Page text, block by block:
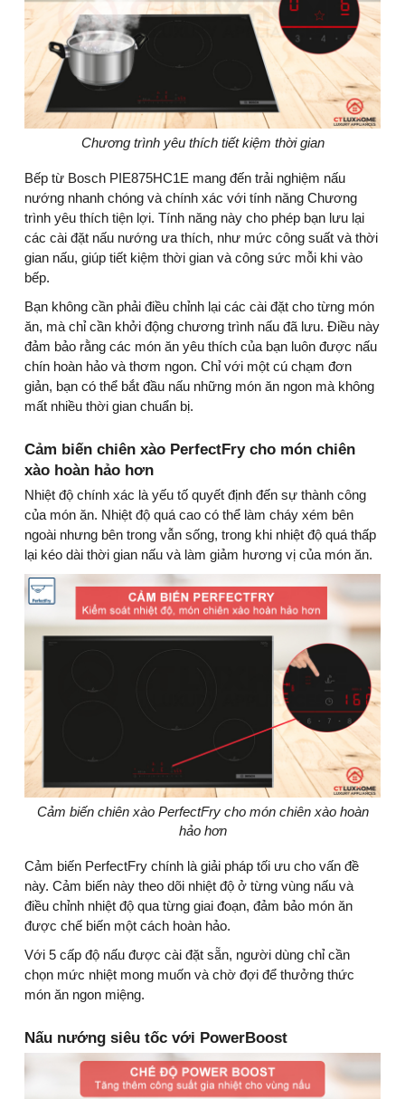
Chương trình yêu thích tiết kiệm thời gian
Bếp từ Bosch PIE875HC1E mang đến trải nghiệm nấu
nướng nhanh chóng và chính xác với tính năng Chương
trình yêu thích tiện lợi. Tính năng này cho phép bạn lưu lại
các cài đặt nấu nướng ưa thích, như mức công suất và thời
gian nấu, giúp tiết kiệm thời gian và công sức mỗi khi vào
bếp.
Bạn không cần phải điều chỉnh lại các cài đặt cho từng món
ăn, mà chỉ cần khởi động chương trình nấu đã lưu. Điều này
đảm bảo rằng các món ăn yêu thích của bạn luôn được nấu
chín hoàn hảo và thơm ngon. Chỉ với một cú chạm đơn
giản, bạn có thể bắt đầu nấu những món ăn ngon mà không
mất nhiều thời gian chuẩn bị.
Cảm biến chiên xào PerfectFry cho món chiên
xào hoàn hảo hơn
Nhiệt độ chính xác là yếu tố quyết định đến sự thành công
của món ăn. Nhiệt độ quá cao có thể làm cháy xém bên
ngoài nhưng bên trong vẫn sống, trong khi nhiệt độ quá thấp
lại kéo dài thời gian nấu và làm giảm hương vị của món ăn.
Cảm biến chiên xào PerfectFry cho món chiên xào hoàn
hảo hơn
Cảm biến PerfectFry chính là giải pháp tối ưu cho vấn đề
này. Cảm biến này theo dõi nhiệt độ ở từng vùng nấu và
điều chỉnh nhiệt độ qua từng giai đoạn, đảm bảo món ăn
được chế biến một cách hoàn hảo.
Với 5 cấp độ nấu được cài đặt sẵn, người dùng chỉ cần
chọn mức nhiệt mong muốn và chờ đợi để thưởng thức
món ăn ngon miệng.
Nấu nướng siêu tốc với PowerBoost